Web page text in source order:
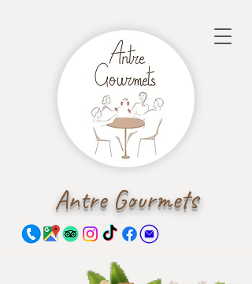
Antre Gourmets